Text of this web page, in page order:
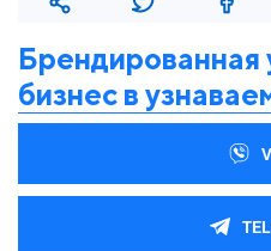
Брендированная
бизнес в